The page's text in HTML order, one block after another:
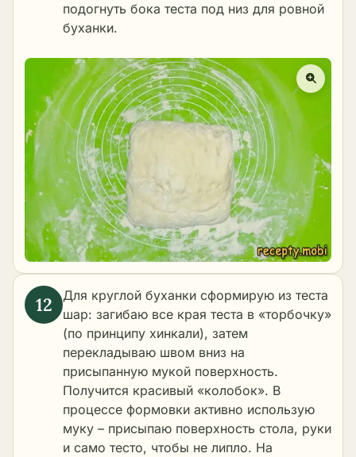
подогнуть бока теста под низ для ровной
буханки.
Для круглой буханки сформирую из теста
шар: загибаю все края теста в «торбочку»
(по принципу хинкали), затем
перекладываю швом вниз на
присыпанную мукой поверхность.
Получится красивый «колобок». В
процессе формовки активно использую
муку – присыпаю поверхность стола, руки
и само тесто, чтобы не липло. На